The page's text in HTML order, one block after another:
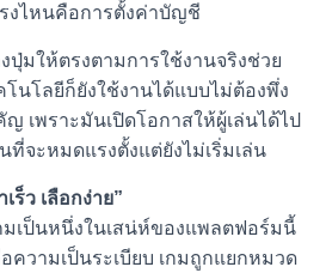
งไหนคือการตั้งค่าบัญชี
ปุ่มให้ตรงตามการใช้งานจริงช่วย
นโลยีก็ยังใช้งานได้แบบไม่ต้องพึ่ง
เพราะมันเปิดโอกาสให้ผู้เล่นได้ไป
ที่จะหมดแรงตั้งแต่ยังไม่เริ่มเล่น
ร็ว เลือกง่าย”
เป็นหนึ่งในเสน่ห์ของแพลตฟอร์มนี้
วามเป็นระเบียบ เกมถูกแยกหมวด